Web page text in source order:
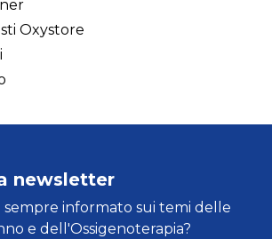
Oxystore
newsletter
sempre informato sui temi delle
e dell'Ossigenoterapia?